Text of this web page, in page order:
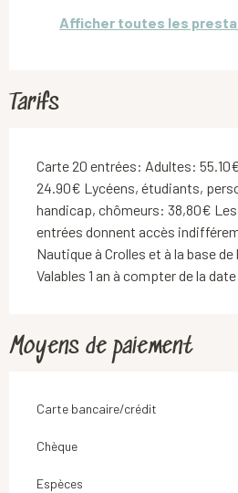
Afficher toutes les
Tarifs
Carte 20 entrées: Adultes:
24.90€ Lycéens, étudiants,
handicap, chômeurs: 38,80€
entrées donnent accès
Nautique à Crolles et à la base
Valables 1 an à compter de la
Moyens de paiement
Carte bancaire/crédit
Chèque
Espèces